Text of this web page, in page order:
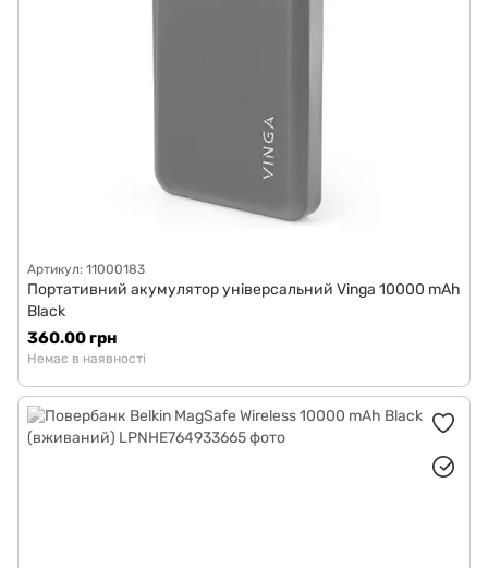
Артикул: 11000183
Портативний акумулятор універсальний Vinga 10000 mAh
Black
360.00 грн
Немає в наявності